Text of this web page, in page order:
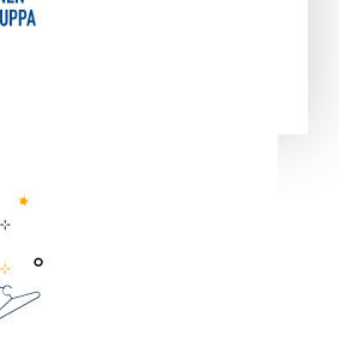
vars="[]" data-page="1"
data-start="1" data-